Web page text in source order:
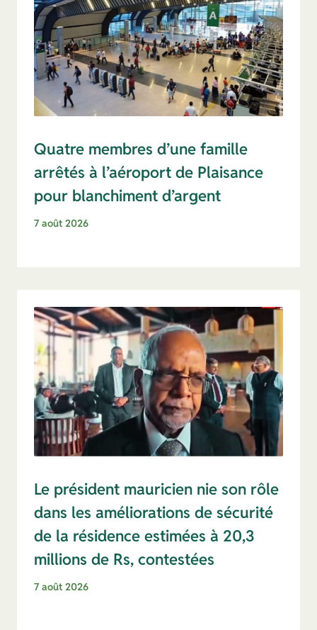
Quatre membres d’une famille
arrêtés à l’aéroport de Plaisance
pour blanchiment d’argent
7 août 2026
Le président mauricien nie son rôle
dans les améliorations de sécurité
de la résidence estimées à 20,3
millions de Rs, contestées
7 août 2026